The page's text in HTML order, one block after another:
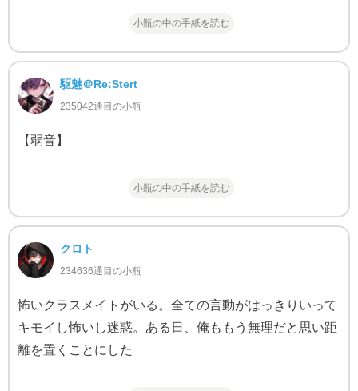
小瓶の中の手紙を読む
駆魅＠Re:Stert
235042通目の小瓶
【弱音】
小瓶の中の手紙を読む
クロト
234636通目の小瓶
怖いクラスメイトがいる。全ての言動がはっきりいって
キモイし怖いし迷惑。ある日、俺ももう無理だと思い距
離を置くことにした